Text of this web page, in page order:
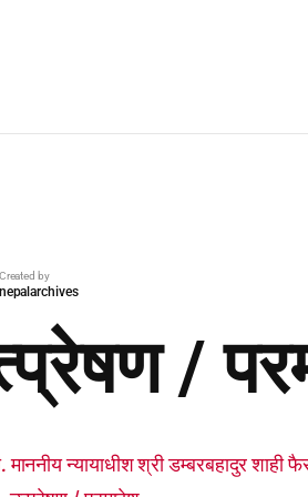
Created by
nepalarchives
/
न्यायाधीश श्री डम्बरबहादुर शाही